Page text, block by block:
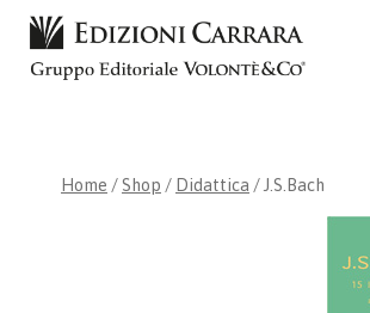
Skip
content
Home / Shop / Didattica / J.S.Bach